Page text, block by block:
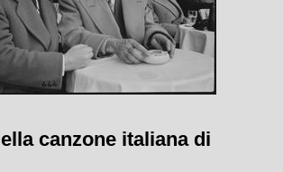
canzone italiana di